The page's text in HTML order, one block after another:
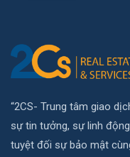
“2CS- Trung tâm giao
sự tin tưởng, sự linh
tuyệt đối sự bảo mật